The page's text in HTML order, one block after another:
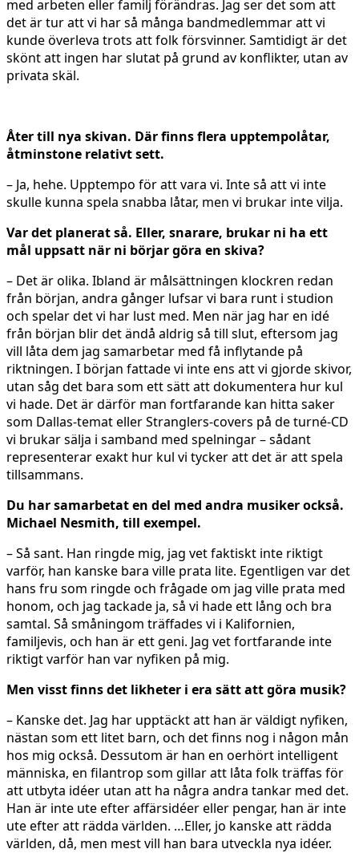
med arbeten eller familj förändras. Jag ser det som att
det är tur att vi har så många bandmedlemmar att vi
kunde överleva trots att folk försvinner. Samtidigt är det
skönt att ingen har slutat på grund av konflikter, utan av
privata skäl.
Åter till nya skivan. Där finns flera upptempolåtar,
åtminstone relativt sett.
– Ja, hehe. Upptempo för att vara vi. Inte så att vi inte
skulle kunna spela snabba låtar, men vi brukar inte vilja.
Var det planerat så. Eller, snarare, brukar ni ha ett
mål uppsatt när ni börjar göra en skiva?
– Det är olika. Ibland är målsättningen klockren redan
från början, andra gånger lufsar vi bara runt i studion
och spelar det vi har lust med. Men när jag har en idé
från början blir det ändå aldrig så till slut, eftersom jag
vill låta dem jag samarbetar med få inflytande på
riktningen. I början fattade vi inte ens att vi gjorde skivor,
utan såg det bara som ett sätt att dokumentera hur kul
vi hade. Det är därför man fortfarande kan hitta saker
som Dallas-temat eller Stranglers-covers på de turné-CD
vi brukar sälja i samband med spelningar – sådant
representerar exakt hur kul vi tycker att det är att spela
tillsammans.
Du har samarbetat en del med andra musiker också.
Michael Nesmith, till exempel.
– Så sant. Han ringde mig, jag vet faktiskt inte riktigt
varför, han kanske bara ville prata lite. Egentligen var det
hans fru som ringde och frågade om jag ville prata med
honom, och jag tackade ja, så vi hade ett lång och bra
samtal. Så småningom träffades vi i Kalifornien,
familjevis, och han är ett geni. Jag vet fortfarande inte
riktigt varför han var nyfiken på mig.
Men visst finns det likheter i era sätt att göra musik?
– Kanske det. Jag har upptäckt att han är väldigt nyfiken,
nästan som ett litet barn, och det finns nog i någon mån
hos mig också. Dessutom är han en oerhört intelligent
människa, en filantrop som gillar att låta folk träffas för
att utbyta idéer utan att ha några andra tankar med det.
Han är inte ute efter affärsidéer eller pengar, han är inte
ute efter att rädda världen. …Eller, jo kanske att rädda
världen, då, men mest vill han bara utveckla nya idéer.